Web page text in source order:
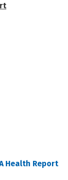
Health Report